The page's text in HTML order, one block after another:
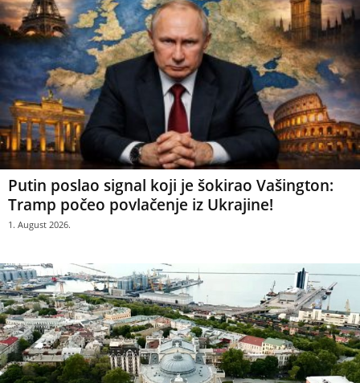
Putin poslao signal koji je šokirao Vašington:
Tramp počeo povlačenje iz Ukrajine!
1. August 2026.